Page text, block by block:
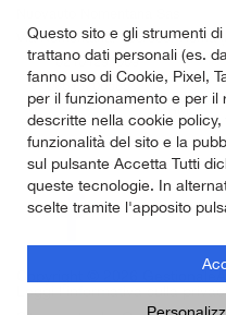
Via Nomentana, 336/338, Roma
P.IVA:02101291009
C.F:08613700585
Registro delle imprese:RM
Leggi l'informativa sulla
Questo sito e gli strumenti
trattano dati personali (es.
fanno uso di Cookie, Pixel,
per il funzionamento e per il
descritte nella cookie
funzionalità del sito e la
sul pulsante Accetta Tutti
queste tecnologie. In
scelte tramite l'apposito